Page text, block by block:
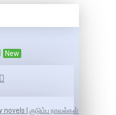
New
novels | குடும்ப நாவல்கள்